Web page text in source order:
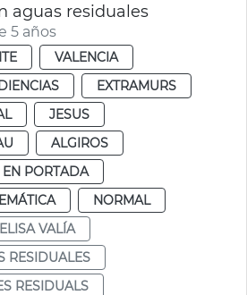
aguas residuales
5 años
VALENCIA
EXTRAMURS
JESUS
ALGIROS
EN PORTADA
NORMAL
ELISA VALÍA
RESIDUALES
RESIDUALS